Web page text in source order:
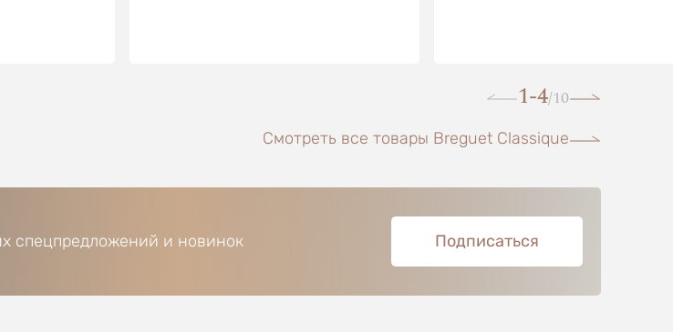
1-4/10
Смотреть все товары Breguet Classique
спецпредложений и новинок Подписаться